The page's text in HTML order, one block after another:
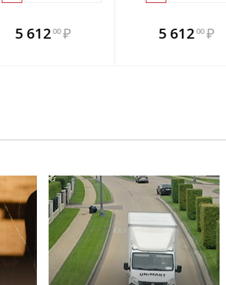
В комплекте
выгоднее!
5 61200 ₽
В комплекте
всегда выгоднее!
В комплекте
всегда выгоднее!
5 61200 ₽